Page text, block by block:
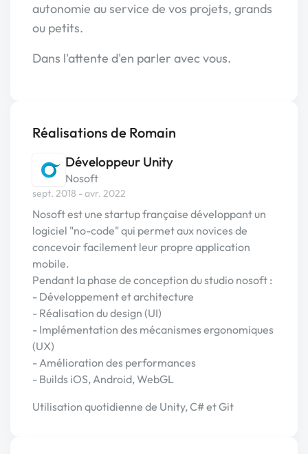
autonomie au service de vos projets, grands
ou petits.
Dans l'attente d'en parler avec vous.
Réalisations de Romain
Développeur Unity
Nosoft
sept. 2018 - avr. 2022
Nosoft est une startup française développant un
logiciel "no-code" qui permet aux novices de
concevoir facilement leur propre application
mobile.
Pendant la phase de conception du studio nosoft :
- Développement et architecture
- Réalisation du design (UI)
- Implémentation des mécanismes ergonomiques
(UX)
- Amélioration des performances
- Builds iOS, Android, WebGL
Utilisation quotidienne de Unity, C# et Git